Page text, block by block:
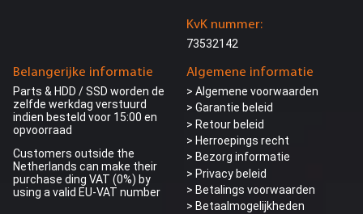
Belangerijke informatie
Parts & HDD / SSD worden de
zelfde werkdag verstuurd
indien besteld voor 15:00 en
opvoorraad
Customers outside the
Netherlands can make their
purchase ding VAT (0%) by
using a valid EU-VAT number
Algemene informatie
> Algemene voorwaarden
> Garantie beleid
> Retour beleid
> Herroepings recht
> Bezorg informatie
> Privacy beleid
> Betalings voorwaarden
> Betaalmogelijkheden
KvK nummer:
73532142